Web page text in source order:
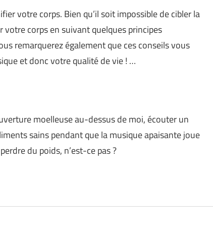
votre corps. Bien qu’il soit impossible de cibler la
votre corps en suivant quelques principes
remarquerez également que ces conseils vous
et donc votre qualité de vie ! …
moelleuse au-dessus de moi, écouter un
sains pendant que la musique apaisante joue
du poids, n’est-ce pas ?